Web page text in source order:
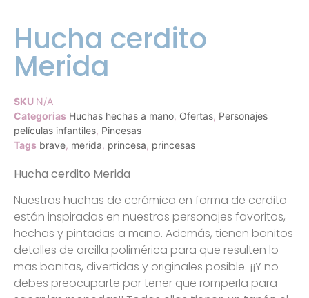
Hucha cerdito
Merida
SKU N/A
Categorias Huchas hechas a mano, Ofertas, Personajes
películas infantiles, Pincesas
Tags brave, merida, princesa, princesas
Hucha cerdito Merida
Nuestras huchas de cerámica en forma de cerdito
están inspiradas en nuestros personajes favoritos,
hechas y pintadas a mano. Además, tienen bonitos
detalles de arcilla polimérica para que resulten lo
mas bonitas, divertidas y originales posible. ¡¡Y no
debes preocuparte por tener que romperla para